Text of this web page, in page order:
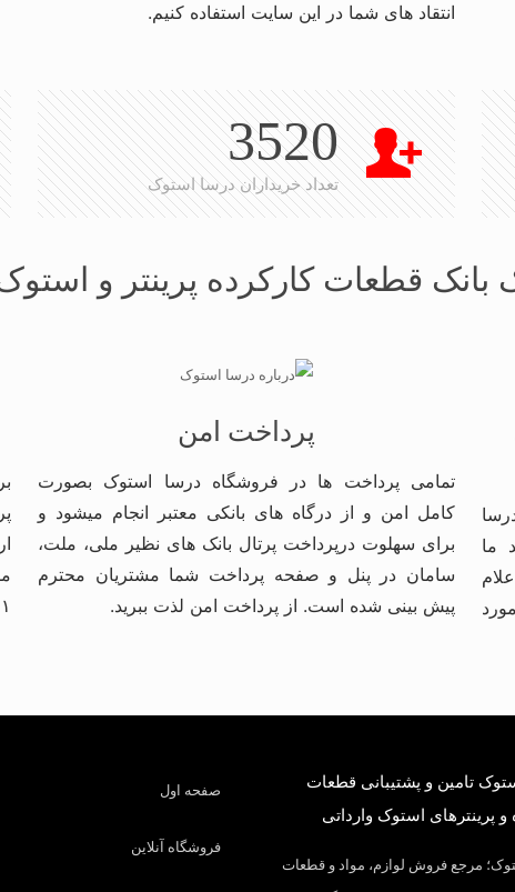
انتقاد های شما در این سایت استفاده کنیم.
3520
تعداد خریداران درسا استوک
بانک قطعات کارکرده پرینتر و
ما
پرداخت امن
تمامی پرداخت ها در فروشگاه درسا استوک بصورت
کامل امن و از درگاه های بانکی معتبر انجام میشود و
برای سهلوت درپرداخت پرتال بانک های نظیر ملی، ملت،
سامان در پنل و صفحه پرداخت شما مشتریان محترم
پیش بینی شده است. از پرداخت امن لذت ببرید.
۱ میلیون تومان ارسال بار بصورت رایگان خواهد بود.
تامین و پشتیبانی قطعات
و پرینترهای استوک وارداتی
مرجع فروش لوازم، مواد و قطعات
صفحه اول
فروشگاه آنلاین